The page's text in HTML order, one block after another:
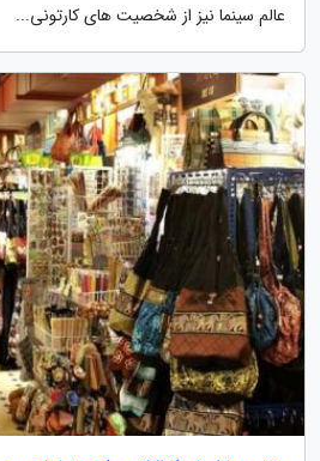
عالم سینما نیز از شخصیت های کارتونی...